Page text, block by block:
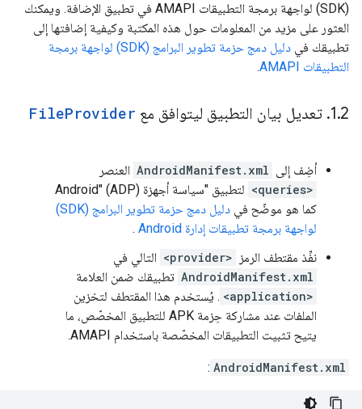
(SDK) لواجهة برمجة التطبيقات AMAPI في تطبيق الإضافة. ويمكنك
العثور على مزيد من المعلومات حول هذه المكتبة وكيفية إضافتها إلى
تطبيقك في
دليل دمج حزمة تطوير البرامج (SDK) لواجهة برمجة
التطبيقات AMAPI
.
1.2
. تعديل بيان التطبيق ليتوافق مع FileProvider
أضِف إلى AndroidManifest.xml العنصر
<queries>
لتطبيق "سياسة أجهزة Android" (ADP)
كما هو موضّح في
دليل دمج حزمة تطوير البرامج (SDK)
لواجهة برمجة تطبيقات إدارة Android
.
نفِّذ مقتطف الرمز <provider> التالي في
AndroidManifest.xml تطبيقك ضمن العلامة
<application> . يُستخدم هذا المقتطف لتخزين
الملفات عند مشاركة حِزمة APK للتطبيق المخصّص، ما
يتيح تثبيت التطبيقات المخصّصة باستخدام AMAPI.
AndroidManifest.xml
: